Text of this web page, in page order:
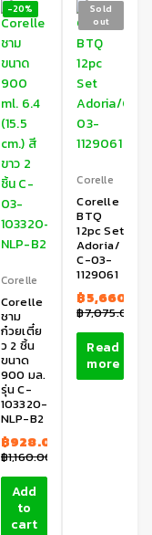
-20%
Corelle
Corelle
ชาม
ก๋วยเตี๋ย
ว 2 ชิ้น
ขนาด
900 มล.
รุ่น C-
103320-
NLP-B2
฿1,160.00
฿928.00
Add
to
cart
Sold
out
Corelle
Corelle
BTQ
12pc Set
Adoria/
C-03-
1129061
฿7,075.00
฿5,660.00
Read
more